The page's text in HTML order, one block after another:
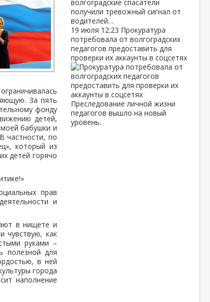
За пять
фонду
детей,
бабушки и
частности, по
который из
детей горячо
прав
и
в нищете и
чувствую, как
руками –
полезной для
в ней
города
наполнение
волгоградские спасатели
получили тревожный сигнал от
водителей…
19 июля 12:23 Прокуратура
потребовала от волгоградских
педагогов предоставить для
проверки их аккаунты в соцсетях
Преследование личной жизни
педагогов вышло на новый
уровень.